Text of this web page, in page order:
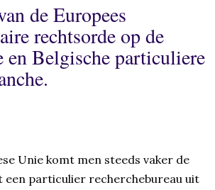
de Europees
rechtsorde op de
en Belgische particuliere
Unie komt men steeds vaker de
een particulier recherchebureau uit